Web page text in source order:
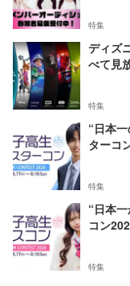
特集
ディズ
べて見
特集
“日本
ターコ
特集
“日本
コン
特集